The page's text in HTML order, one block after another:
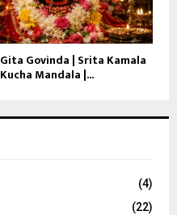
Gita Govinda | Srita Kamala
Kucha Mandala |...
(4)
(22)